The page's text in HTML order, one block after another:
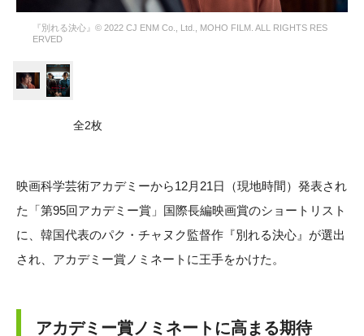
『別れる決心』© 2022 CJ ENM Co., Ltd., MOHO FILM. ALL RIGHTS RES
ERVED
全2枚
映画科学芸術アカデミーから12月21日（現地時間）発表され
た「第95回アカデミー賞」国際長編映画賞のショートリスト
に、韓国代表のパク・チャヌク監督作『別れる決心』が選出
され、アカデミー賞ノミネートに王手をかけた。
アカデミー賞ノミネートに高まる期待